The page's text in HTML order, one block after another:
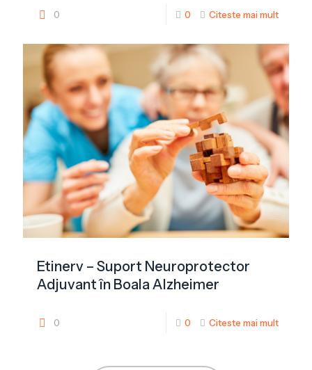
0 0 Citeste mai mult
Etinerv – Suport Neuroprotector
Adjuvant în Boala Alzheimer
0 0 Citeste mai mult